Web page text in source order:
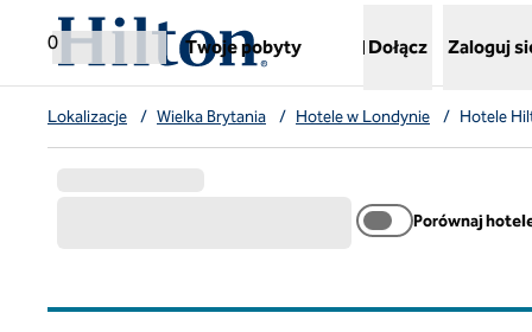
Przejdź do treści
0
Twoje pobyty Dołącz Zaloguj
Lokalizacje / Wielka Brytania / Hotele w Londynie / Hotele
Porównaj